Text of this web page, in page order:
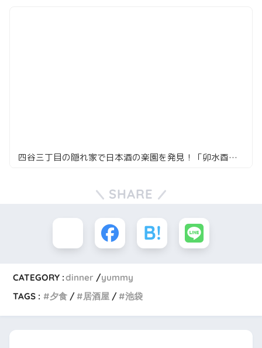
四谷三丁目の隠れ家で日本酒の楽園を発見！「卯水酉」の絶品ペアリングを堪能
SHARE
CATEGORY :dinner
yummy
TAGS :
夕食 居酒屋 池袋